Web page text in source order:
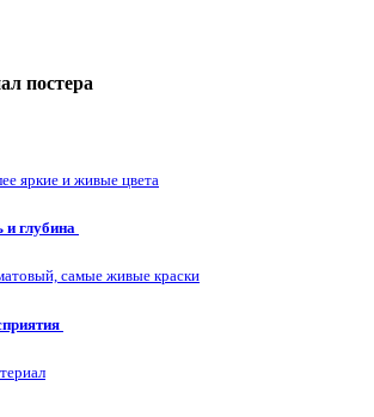
постера
яркие и живые цвета
глубина
самые живые краски